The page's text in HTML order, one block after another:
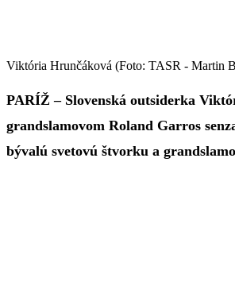
Viktória Hrunčáková (Foto: TASR - Martin
PARÍŽ – Slovenská outsiderka
grandslamovom Roland Garros
bývalú svetovú štvorku a